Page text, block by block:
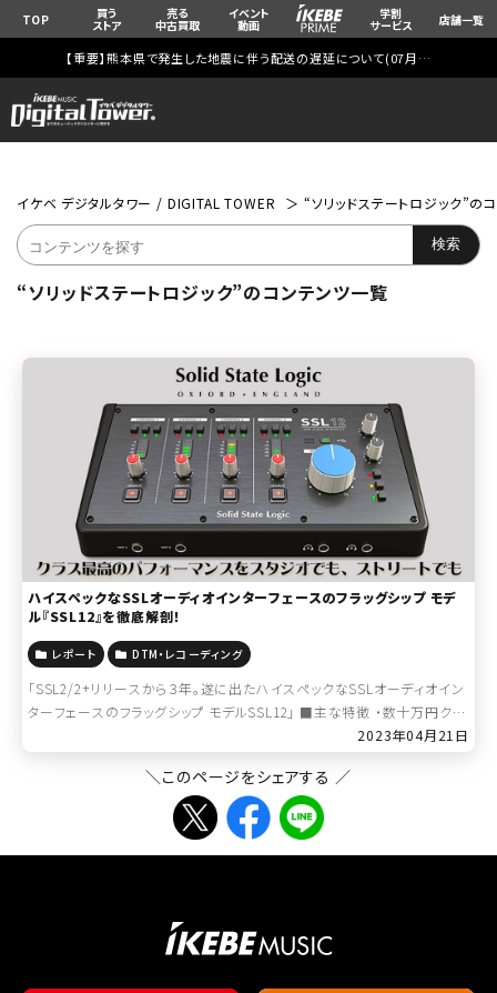
TOP 買う
ストア
売る
中古買取
イベント
動画
学割
サービス 店舗一覧
【重要】熊本県で発生した地震に伴う配送の遅延について(07月29日
イケベ デジタルタワー / DIGITAL TOWER “ソリッドステートロジック”の
“ソリッドステートロジック”のコンテンツ一覧
ハイスペックなSSLオーディオインターフェースのフラッグシップ モデ
ル『SSL12』を徹底解剖！
レポート DTM・レコーディング
「SSL2/2+リリースから３年。遂に出たハイスペックなSSLオーディオイン
ターフェースのフラッグシップ モデルSSL12」 ■主な特徴 ・数十万円クラ
スのオーディオ製品に採用されるESS社製 32ビット/192KHz […]
2023年04月21日
＼このページをシェアする ／